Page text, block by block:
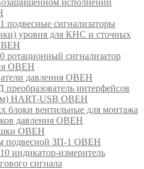
исполнении
подвесные сигнализаторы
уровня для КНС и сточных
ротационный сигнализатор
ОВЕН
давления ОВЕН
интерфейсов
HART-USB ОВЕН
блоки вентильные для монтажа
давления ОВЕН
ОВЕН
подвесной ЗП-1 ОВЕН
индикатор-измеритель
сигнала